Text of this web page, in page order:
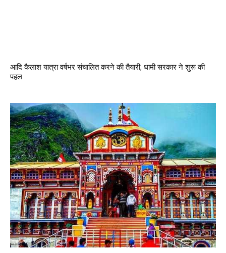
आदि कैलाश यात्रा वर्षभर संचालित करने की तैयारी, धामी सरकार ने शुरू की
पहल